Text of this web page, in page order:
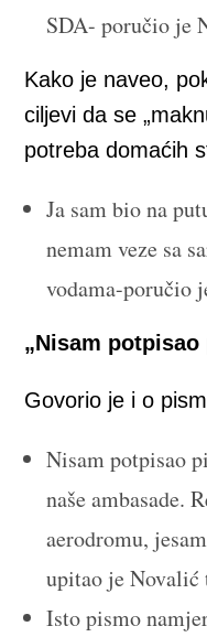
SDA- poručio je
Kako je naveo,
ciljevi da se
potreba domaćih
Ja sam bio na
nemam veze sa
vodama-poručio
„Nisam
Govorio je i o
Nisam potpisao
naše ambasade.
aerodromu,
upitao je Novalić
Isto pismo